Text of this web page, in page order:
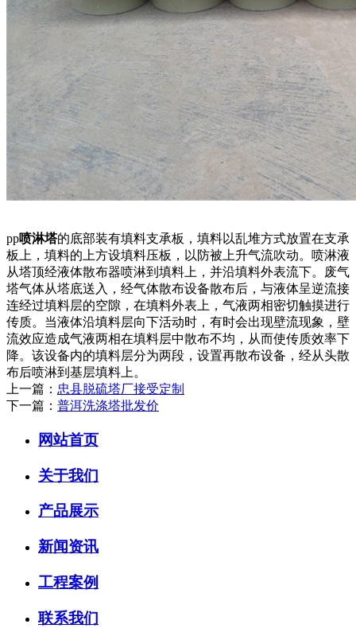
pp喷淋塔的底部装有填料支承板，填料以乱堆方式放置在支承
板上，填料的上方设填料压板，以防被上升气流吹动。喷淋液
从塔顶经液体散布器喷淋到填料上，并沿填料外表流下。废气
塔气体从塔底送入，经气体散布设备散布后，与液体呈逆流接
连经过填料层的空隙，在填料外表上，气液两相密切触摸进行
传质。当液体沿填料层向下活动时，有时会出现壁流现象，壁
流效应造成气液两相在填料层中散布不均，从而使传质效率下
降。该设备内的填料层分为两段，设置再散布设备，经从头散
布后喷淋到基层填料上。
上一篇： 忠县脱硫塔厂接受定制
下一篇： 普洱洗涤塔批发价
网站首页
关于我们
产品展示
新闻资讯
工程案例
联系我们